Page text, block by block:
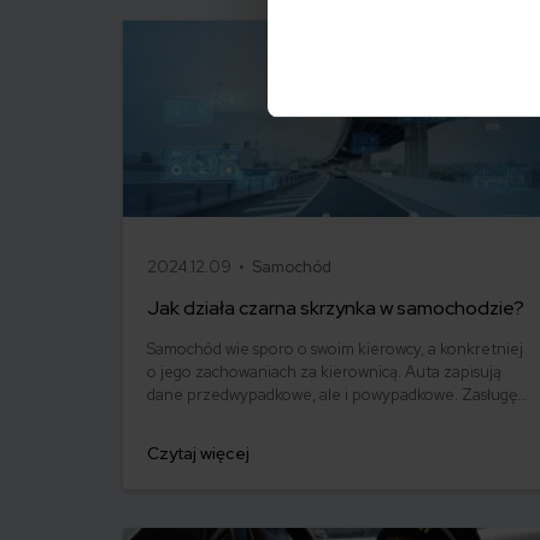
2024.12.09 • Samochód
Jak działa czarna skrzynka w samochodzie?
Samochód wie sporo o swoim kierowcy, a konkretniej
o jego zachowaniach za kierownicą. Auta zapisują
dane przedwypadkowe, ale i powypadkowe. Zasługę
rolę odgrywa ona nie tylko w lotnictwie. Sprawdzamy,
Czytaj więcej